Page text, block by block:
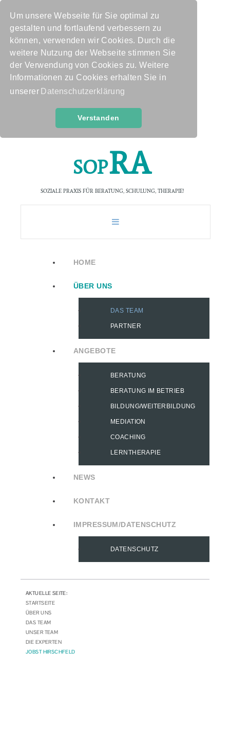
Um unsere Webseite für Sie optimal zu
gestalten und fortlaufend verbessern zu
können, verwenden wir Cookies. Durch die
weitere Nutzung der Webseite stimmen Sie
der Verwendung von Cookies zu. Weitere
Informationen zu Cookies erhalten Sie in
unserer Datenschutzerklärung
Verstanden
SOPRA
SOZIALE PRAXIS FÜR BERATUNG, SCHULUNG, THERAPIE!
HOME
ÜBER UNS
DAS TEAM
PARTNER
ANGEBOTE
BERATUNG
BERATUNG IM BETRIEB
BILDUNG/WEITERBILDUNG
MEDIATION
COACHING
LERNTHERAPIE
NEWS
KONTAKT
IMPRESSUM/DATENSCHUTZ
DATENSCHUTZ
AKTUELLE SEITE:
STARTSEITE
ÜBER UNS
DAS TEAM
UNSER TEAM
DIE EXPERTEN
JOBST HIRSCHFELD